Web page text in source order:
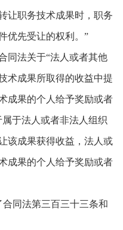
让职务技术成果时，职务
优先受让的权利。”
同法关于“法人或者其他
术成果所取得的收益中提
成果的个人给予奖励或者
于法人或者非法人组织
该成果获得收益，法人或
成果的个人给予奖励或者
同法第三百三十三条和